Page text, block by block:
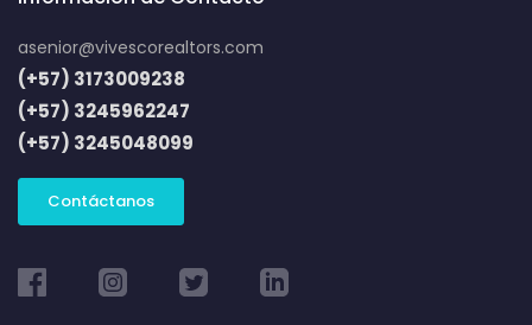
asenior@vivescorealtors.com
(+57) 3173009238
(+57) 3245962247
(+57) 3245048099
Contáctanos